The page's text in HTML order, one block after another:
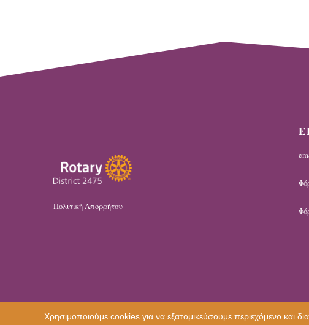
Πολιτική Απορρήτου
Χρησιμοποιούμε cookies για να εξατομικεύσουμε περιεχόμενο και